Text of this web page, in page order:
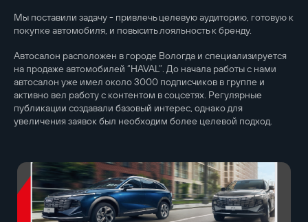
Мы поставили задачу - привлечь целевую аудиторию, готовую к
покупке автомобиля, и повысить лояльность к бренду.
Автосалон расположен в городе Вологда и специализируется
на продаже автомобилей “HAVAL”. До начала работы с нами
автосалон уже имел около 3000 подписчиков в группе и
активно вел работу с контентом в соцсетях. Регулярные
публикации создавали базовый интерес, однако для
увеличения заявок был необходим более целевой подход.